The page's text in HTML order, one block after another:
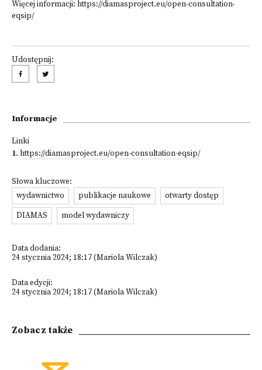
Więcej informacji: https://diamasproject.eu/open-consultation-
eqsip/
Udostępnij:
Informacje
Linki
1. https://diamasproject.eu/open-consultation-eqsip/
Słowa kluczowe:
wydawnictwo
publikacje naukowe
otwarty dostęp
DIAMAS
model wydawniczy
Data dodania:
24 stycznia 2024; 18:17 (Mariola Wilczak)
Data edycji:
24 stycznia 2024; 18:17 (Mariola Wilczak)
Zobacz także